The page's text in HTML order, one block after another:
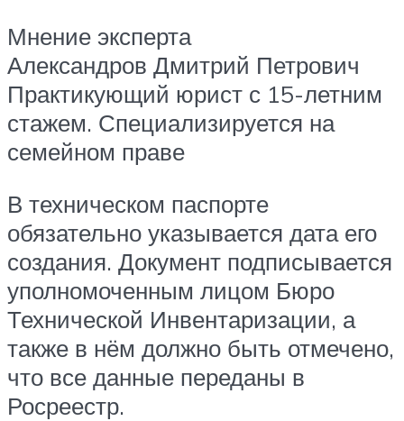
Мнение эксперта
Александров Дмитрий Петрович
Практикующий юрист с 15-летним
стажем. Специализируется на
семейном праве
В техническом паспорте
обязательно указывается дата его
создания. Документ подписывается
уполномоченным лицом Бюро
Технической Инвентаризации, а
также в нём должно быть отмечено,
что все данные переданы в
Росреестр.